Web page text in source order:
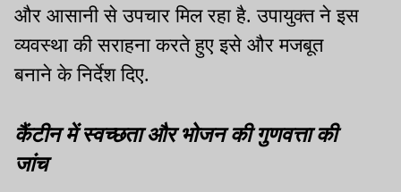
और आसानी से उपचार मिल रहा है. उपायुक्त ने इस
व्यवस्था की सराहना करते हुए इसे और मजबूत
बनाने के निर्देश दिए.
कैंटीन में स्वच्छता और भोजन की गुणवत्ता की
जांच